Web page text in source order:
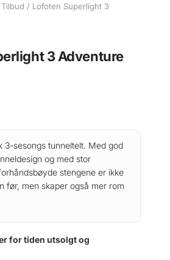
Tilbud / Lofoten Superlight 3
3 Adventure
3-sesongs tunneltelt. Med god
og med stor
stengene er ikke
før, men skaper også mer rom
for tiden utsolgt og